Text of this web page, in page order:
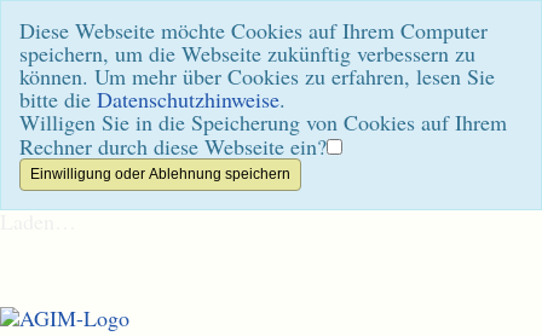
Diese Webseite möchte Cookies auf Ihrem Computer
speichern, um die Webseite zukünftig verbessern zu
können. Um mehr über Cookies zu erfahren, lesen Sie
bitte die Datenschutzhinweise.
Willigen Sie in die Speicherung von Cookies auf Ihrem
Rechner durch diese Webseite ein?